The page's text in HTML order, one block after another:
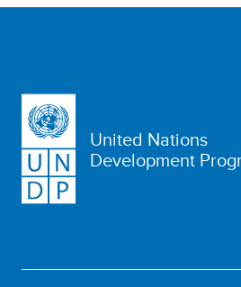
United Nations
Development